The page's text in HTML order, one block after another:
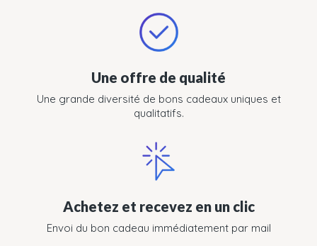
Une offre de qualité
Une grande diversité de bons cadeaux uniques et
qualitatifs.
Achetez et recevez en un clic
Envoi du bon cadeau immédiatement par mail